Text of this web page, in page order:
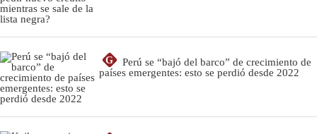
G
Perú se “bajó del barco” de crecimiento de
países emergentes: esto se perdió desde 2022